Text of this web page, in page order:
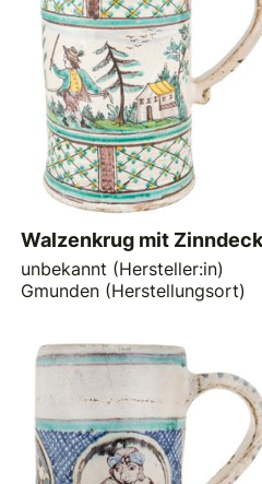
Walzenkrug mit
unbekannt (Hersteller:in)
Gmunden (Herstellungsort)